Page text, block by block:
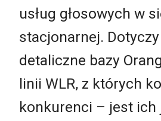
usług głosowych w
stacjonarnej.
detaliczne bazy
linii WLR, z których
konkurenci – jest ich